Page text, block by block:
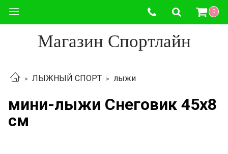
0
Магазин Спортлайн
ЛЫЖНЫЙ СПОРТ лыжи
мини-лыжи Снеговик 45х8
см